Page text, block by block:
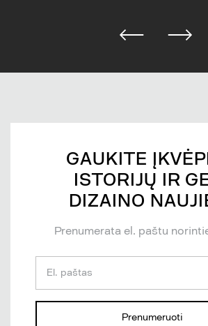
GAUKITE
ISTORIJŲ IR
DIZAINO
Prenumerata el. paštu
El. paštas
Prenumeruoti